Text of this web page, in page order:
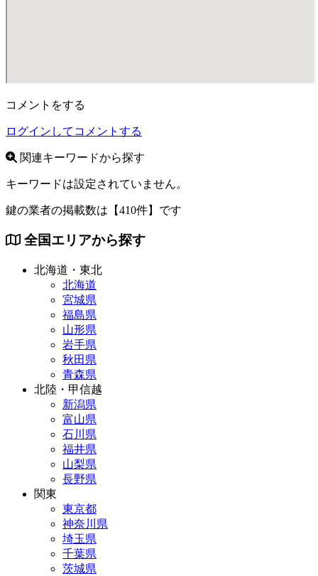
コメントをする
ログインしてコメントする
関連キーワードから探す
キーワードは設定されていません。
鍵の業者の掲載数は 【410件】 です
全国エリアから探す
北海道・東北
北海道
宮城県
福島県
山形県
岩手県
秋田県
青森県
北陸・甲信越
新潟県
富山県
石川県
福井県
山梨県
長野県
関東
東京都
神奈川県
埼玉県
千葉県
茨城県